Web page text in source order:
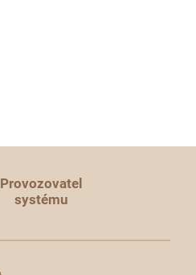
Provozovatel
systému